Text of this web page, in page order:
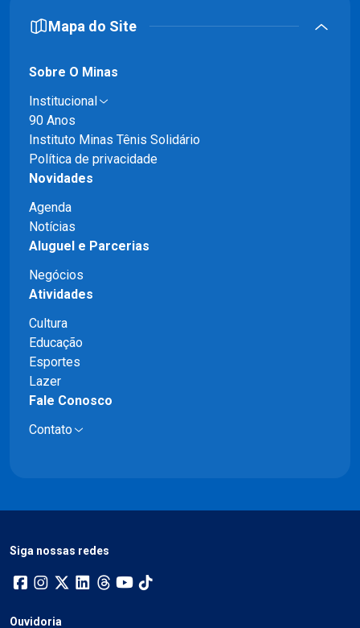
Mapa do Site
Sobre O Minas
Institucional
90 Anos
Instituto Minas Tênis Solidário
Política de privacidade
Novidades
Agenda
Notícias
Aluguel e Parcerias
Negócios
Atividades
Cultura
Educação
Esportes
Lazer
Fale Conosco
Contato
Siga nossas redes
Ouvidoria